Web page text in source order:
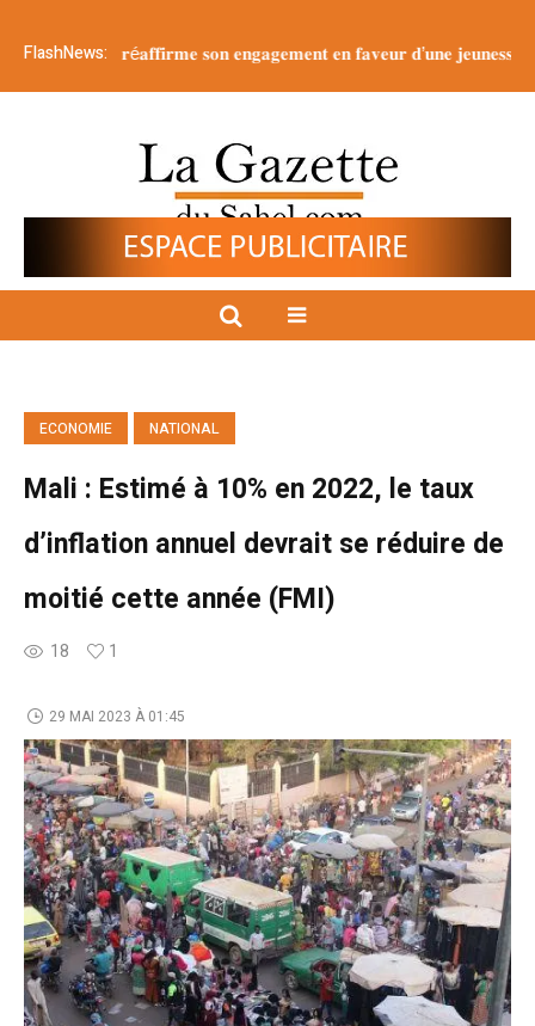
FlashNews:
𝐫é𝐚𝐟𝐟𝐢𝐫𝐦𝐞 𝐬𝐨𝐧 𝐞𝐧𝐠𝐚𝐠𝐞𝐦𝐞𝐧𝐭 𝐞𝐧 𝐟𝐚𝐯𝐞𝐮𝐫 𝐝’𝐮𝐧𝐞 𝐣𝐞𝐮𝐧𝐞𝐬𝐬𝐞 é𝐩𝐚𝐧𝐨𝐮𝐢𝐞 𝐞𝐭
ECONOMIE NATIONAL
Mali : Estimé à 10% en 2022, le taux
d’inflation annuel devrait se réduire de
moitié cette année (FMI)
18 1
29 MAI 2023 À 01:45